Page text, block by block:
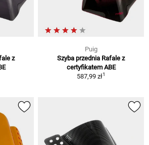
z
Puig
Szyba przednia Rafale z
certyfikatem ABE
587,99 zł1